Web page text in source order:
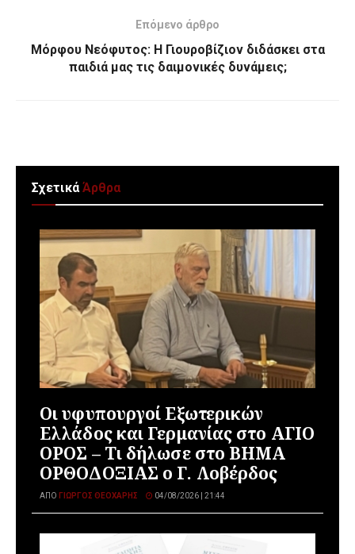
Επόμενο άρθρο
Μόρφου Νεόφυτος: Η Γιουροβίζιον διδάσκει στα
παιδιά μας τις δαιμονικές δυνάμεις;
ΣχετικάΆρθρα
Οι υφυπουργοί Εξωτερικών
Ελλάδος και Γερμανίας στο ΑΓΙΟ
ΟΡΟΣ – Τι δήλωσε στο ΒΗΜΑ
ΟΡΘΟΔΟΞΙΑΣ ο Γ. Λοβέρδος
ΑΠΌ ΓΙΏΡΓΟΣ ΘΕΟΧΆΡΗΣ 04/08/2026 | 21:44